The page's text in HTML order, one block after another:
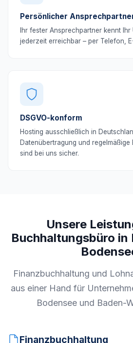
Persönlicher
Ihr fester Ansprechpartner kennt
jederzeit erreichbar – per Telefon,
DSGVO-konform
Hosting ausschließlich in
Datenübertragung und regelmäßige
sind bei uns sicher.
Unsere
Buchhaltungsbüro in
Finanzbuchhaltung und
aus einer Hand für
Bodensee und Baden-
Finanzbuchhaltung